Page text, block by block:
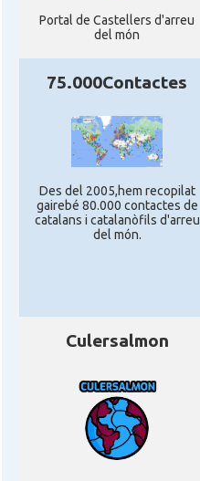
Portal de Castellers d'arreu
del món
75.000Contactes
Des del 2005,hem recopilat
gairebé 80.000 contactes de
catalans i catalanòfils d'arreu
del món.
Culersalmon